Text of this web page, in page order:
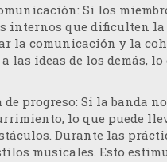
: Si los
internos que dificulten
la comunicación y la
las ideas de los demás,
progreso: Si la banda
lo que puede
Durante las
musicales. Esto